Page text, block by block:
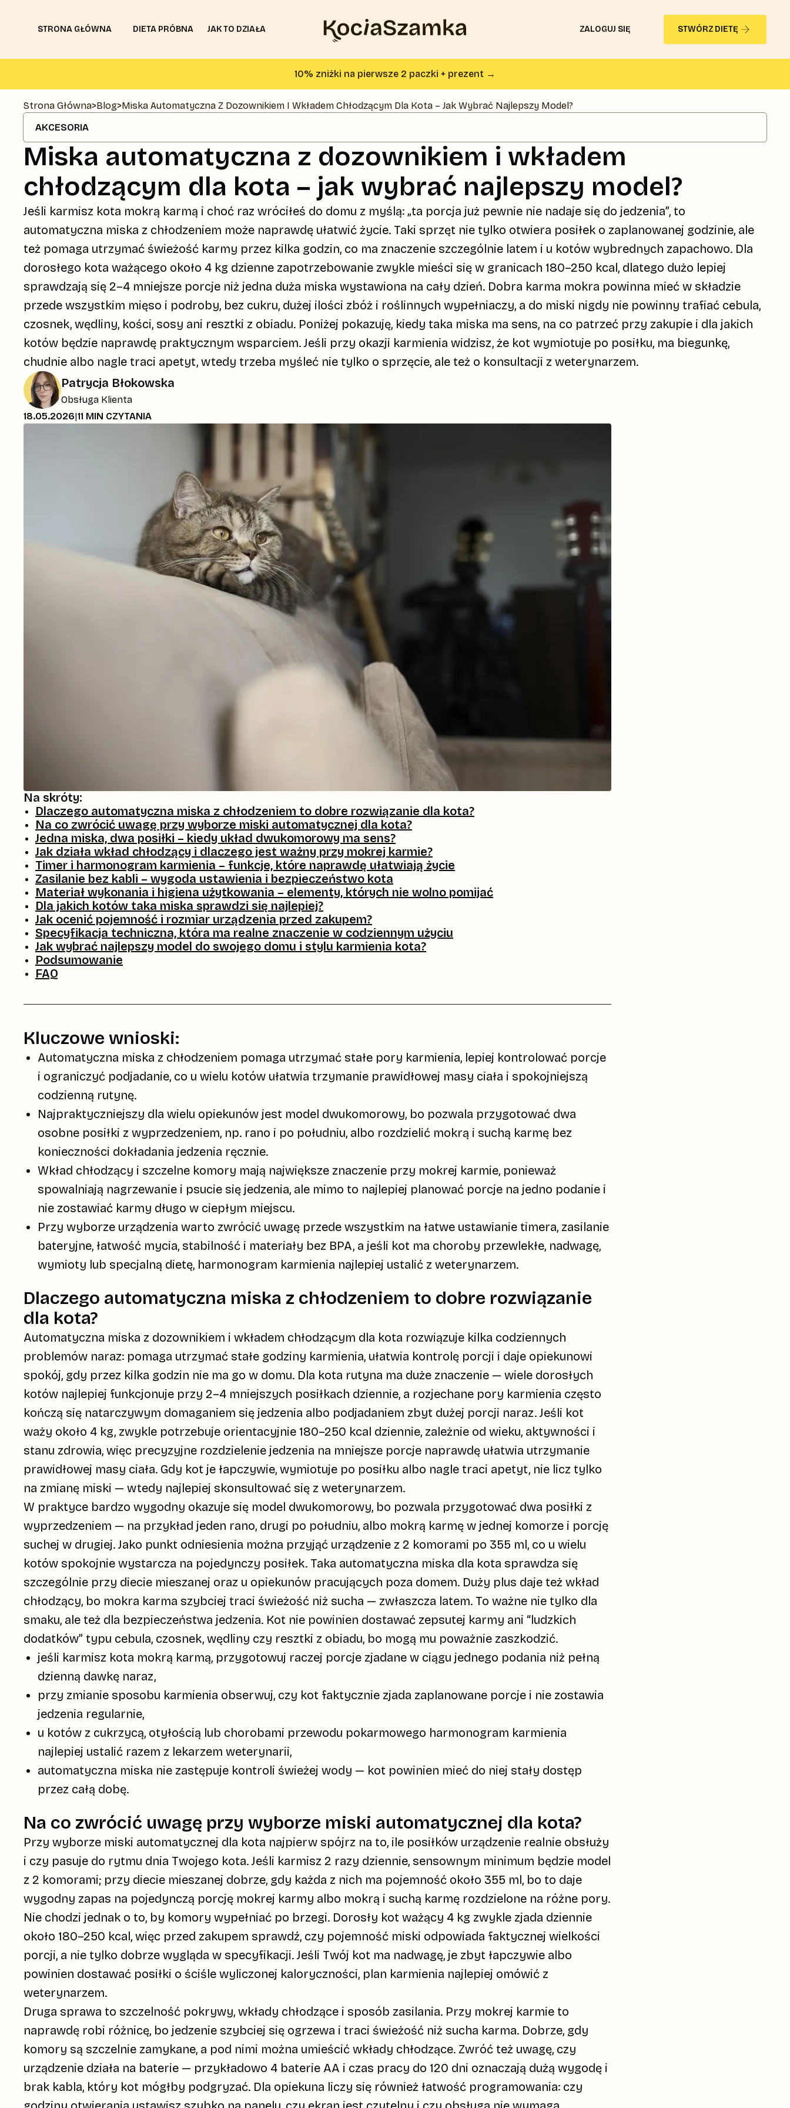
STRONA GŁÓWNA DIETA PRÓBNA JAK TO DZIAŁA
Strona główna KociaSzamka
ZALOGUJ SIĘ STWÓRZ DIETĘ
10% zniżki na pierwsze 2 paczki + prezent →
Strona Główna>Blog>Miska Automatyczna Z Dozownikiem I Wkładem Chłodzącym Dla Kota – Jak Wybrać Najlepszy Model?
AKCESORIA
Miska automatyczna z dozownikiem i wkładem
chłodzącym dla kota – jak wybrać najlepszy model?
Jeśli karmisz kota mokrą karmą i choć raz wróciłeś do domu z myślą: „ta porcja już pewnie nie nadaje się do jedzenia”, to
automatyczna miska z chłodzeniem może naprawdę ułatwić życie. Taki sprzęt nie tylko otwiera posiłek o zaplanowanej godzinie, ale
też pomaga utrzymać świeżość karmy przez kilka godzin, co ma znaczenie szczególnie latem i u kotów wybrednych zapachowo. Dla
dorosłego kota ważącego około 4 kg dzienne zapotrzebowanie zwykle mieści się w granicach 180–250 kcal, dlatego dużo lepiej
sprawdzają się 2–4 mniejsze porcje niż jedna duża miska wystawiona na cały dzień. Dobra karma mokra powinna mieć w składzie
przede wszystkim mięso i podroby, bez cukru, dużej ilości zbóż i roślinnych wypełniaczy, a do miski nigdy nie powinny trafiać cebula,
czosnek, wędliny, kości, sosy ani resztki z obiadu. Poniżej pokazuję, kiedy taka miska ma sens, na co patrzeć przy zakupie i dla jakich
kotów będzie naprawdę praktycznym wsparciem. Jeśli przy okazji karmienia widzisz, że kot wymiotuje po posiłku, ma biegunkę,
chudnie albo nagle traci apetyt, wtedy trzeba myśleć nie tylko o sprzęcie, ale też o konsultacji z weterynarzem.
Patrycja Błokowska
Obsługa Klienta
18.05.2026|11 MIN CZYTANIA
Na skróty:
Dlaczego automatyczna miska z chłodzeniem to dobre rozwiązanie dla kota?
Na co zwrócić uwagę przy wyborze miski automatycznej dla kota?
Jedna miska, dwa posiłki – kiedy układ dwukomorowy ma sens?
Jak działa wkład chłodzący i dlaczego jest ważny przy mokrej karmie?
Timer i harmonogram karmienia – funkcje, które naprawdę ułatwiają życie
Zasilanie bez kabli – wygoda ustawienia i bezpieczeństwo kota
Materiał wykonania i higiena użytkowania – elementy, których nie wolno pomijać
Dla jakich kotów taka miska sprawdzi się najlepiej?
Jak ocenić pojemność i rozmiar urządzenia przed zakupem?
Specyfikacja techniczna, która ma realne znaczenie w codziennym użyciu
Jak wybrać najlepszy model do swojego domu i stylu karmienia kota?
Podsumowanie
FAQ
Kluczowe wnioski:
Automatyczna miska z chłodzeniem pomaga utrzymać stałe pory karmienia, lepiej kontrolować porcje
i ograniczyć podjadanie, co u wielu kotów ułatwia trzymanie prawidłowej masy ciała i spokojniejszą
codzienną rutynę.
Najpraktyczniejszy dla wielu opiekunów jest model dwukomorowy, bo pozwala przygotować dwa
osobne posiłki z wyprzedzeniem, np. rano i po południu, albo rozdzielić mokrą i suchą karmę bez
konieczności dokładania jedzenia ręcznie.
Wkład chłodzący i szczelne komory mają największe znaczenie przy mokrej karmie, ponieważ
spowalniają nagrzewanie i psucie się jedzenia, ale mimo to najlepiej planować porcje na jedno podanie i
nie zostawiać karmy długo w ciepłym miejscu.
Przy wyborze urządzenia warto zwrócić uwagę przede wszystkim na łatwe ustawianie timera, zasilanie
bateryjne, łatwość mycia, stabilność i materiały bez BPA, a jeśli kot ma choroby przewlekłe, nadwagę,
wymioty lub specjalną dietę, harmonogram karmienia najlepiej ustalić z weterynarzem.
Dlaczego automatyczna miska z chłodzeniem to dobre rozwiązanie
dla kota?
Automatyczna miska z dozownikiem i wkładem chłodzącym dla kota rozwiązuje kilka codziennych
problemów naraz: pomaga utrzymać stałe godziny karmienia, ułatwia kontrolę porcji i daje opiekunowi
spokój, gdy przez kilka godzin nie ma go w domu. Dla kota rutyna ma duże znaczenie — wiele dorosłych
kotów najlepiej funkcjonuje przy 2–4 mniejszych posiłkach dziennie, a rozjechane pory karmienia często
kończą się natarczywym domaganiem się jedzenia albo podjadaniem zbyt dużej porcji naraz. Jeśli kot
waży około 4 kg, zwykle potrzebuje orientacyjnie 180–250 kcal dziennie, zależnie od wieku, aktywności i
stanu zdrowia, więc precyzyjne rozdzielenie jedzenia na mniejsze porcje naprawdę ułatwia utrzymanie
prawidłowej masy ciała. Gdy kot je łapczywie, wymiotuje po posiłku albo nagle traci apetyt, nie licz tylko
na zmianę miski — wtedy najlepiej skonsultować się z weterynarzem.
W praktyce bardzo wygodny okazuje się model dwukomorowy, bo pozwala przygotować dwa posiłki z
wyprzedzeniem — na przykład jeden rano, drugi po południu, albo mokrą karmę w jednej komorze i porcję
suchej w drugiej. Jako punkt odniesienia można przyjąć urządzenie z 2 komorami po 355 ml, co u wielu
kotów spokojnie wystarcza na pojedynczy posiłek. Taka automatyczna miska dla kota sprawdza się
szczególnie przy diecie mieszanej oraz u opiekunów pracujących poza domem. Duży plus daje też wkład
chłodzący, bo mokra karma szybciej traci świeżość niż sucha — zwłaszcza latem. To ważne nie tylko dla
smaku, ale też dla bezpieczeństwa jedzenia. Kot nie powinien dostawać zepsutej karmy ani “ludzkich
dodatków” typu cebula, czosnek, wędliny czy resztki z obiadu, bo mogą mu poważnie zaszkodzić.
jeśli karmisz kota mokrą karmą, przygotowuj raczej porcje zjadane w ciągu jednego podania niż pełną
dzienną dawkę naraz,
przy zmianie sposobu karmienia obserwuj, czy kot faktycznie zjada zaplanowane porcje i nie zostawia
jedzenia regularnie,
u kotów z cukrzycą, otyłością lub chorobami przewodu pokarmowego harmonogram karmienia
najlepiej ustalić razem z lekarzem weterynarii,
automatyczna miska nie zastępuje kontroli świeżej wody — kot powinien mieć do niej stały dostęp
przez całą dobę.
Na co zwrócić uwagę przy wyborze miski automatycznej dla kota?
Przy wyborze miski automatycznej dla kota najpierw spójrz na to, ile posiłków urządzenie realnie obsłuży
i czy pasuje do rytmu dnia Twojego kota. Jeśli karmisz 2 razy dziennie, sensownym minimum będzie model
z 2 komorami; przy diecie mieszanej dobrze, gdy każda z nich ma pojemność około 355 ml, bo to daje
wygodny zapas na pojedynczą porcję mokrej karmy albo mokrą i suchą karmę rozdzielone na różne pory.
Nie chodzi jednak o to, by komory wypełniać po brzegi. Dorosły kot ważący 4 kg zwykle zjada dziennie
około 180–250 kcal, więc przed zakupem sprawdź, czy pojemność miski odpowiada faktycznej wielkości
porcji, a nie tylko dobrze wygląda w specyfikacji. Jeśli Twój kot ma nadwagę, je zbyt łapczywie albo
powinien dostawać posiłki o ściśle wyliczonej kaloryczności, plan karmienia najlepiej omówić z
weterynarzem.
Druga sprawa to szczelność pokrywy, wkłady chłodzące i sposób zasilania. Przy mokrej karmie to
naprawdę robi różnicę, bo jedzenie szybciej się ogrzewa i traci świeżość niż sucha karma. Dobrze, gdy
komory są szczelnie zamykane, a pod nimi można umieścić wkłady chłodzące. Zwróć też uwagę, czy
urządzenie działa na baterie — przykładowo 4 baterie AA i czas pracy do 120 dni oznaczają dużą wygodę i
brak kabla, który kot mógłby podgryzać. Dla opiekuna liczy się również łatwość programowania: czy